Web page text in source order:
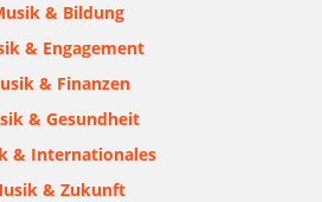
& Bildung
& Engagement
& Finanzen
& Gesundheit
& Internationales
& Zukunft